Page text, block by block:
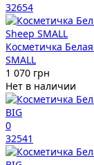
32654
Косметичка
SMALL
1 070 грн
Нет в наличии
0
32541